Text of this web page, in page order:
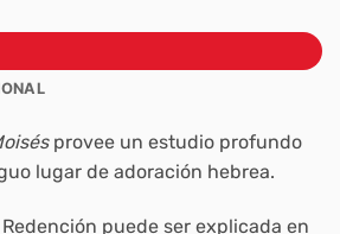
provee un estudio profundo
lugar de adoración hebrea.
puede ser explicada en